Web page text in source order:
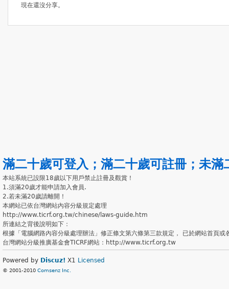
現在還沒分享。
滿二十歲可登入 ； 滿二十歲可註冊 ； 未滿
本站系統已設限18歲以下用戶禁止註冊及觀賞！
1.須滿20歲才能申請加入會員.
2.若未滿20歲請離開！
本網站已依台灣網站內容分級規定處理
http://www.ticrf.org.tw/chinese/laws-guide.htm
所連結之背後說明如下：
根據「電腦網路內容分級處理辦法」修正條文第六條第三款規定， 已於網站首頁
台灣網站分級推廣基金會TICRF網站：http://www.ticrf.org.tw
Powered by Discuz! X1 Licensed
© 2001-2010 Comsenz Inc.